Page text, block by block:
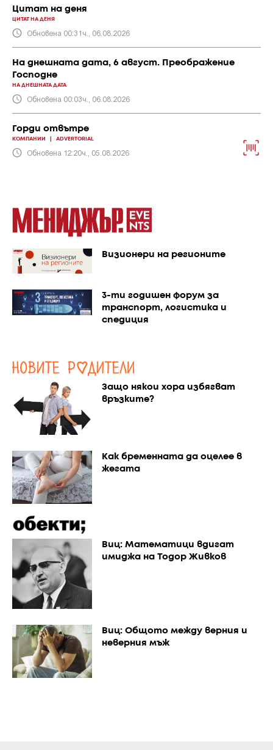
Цитат на деня
ЦИТАТ НА ДЕНЯ
Обновена 00:31ч., 06.08.2026
На днешната дата, 6 август. Преображение
Господне
НА ДНЕШНАТА ДАТА
Обновена 00:03ч., 06.08.2026
Горди отвътре
КОМПАНИИ ADVERTORIAL
Обновена 12:20ч., 05.08.2026
Визионери на регионите
3-ти годишен форум за
транспорт, логистика и
спедиция
Защо някои хора избягват
връзките?
Как бременната да оцелее в
жегата
Виц: Математици вдигат
имиджа на Тодор Живков
Виц: Общото между верния и
неверния мъж